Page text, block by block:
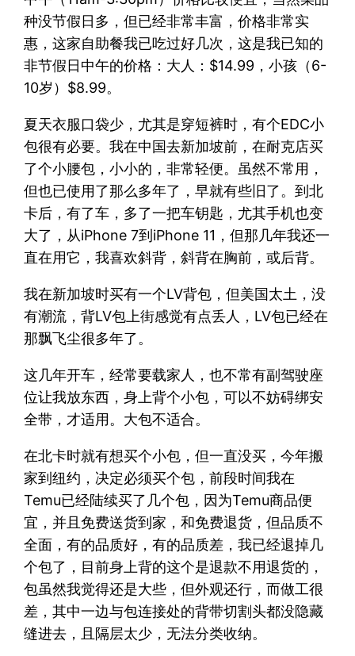
种没节假日多，但已经非常丰富，价格非常实
惠，这家自助餐我已吃过好几次，这是我已知的
非节假日中午的价格：大人：$14.99，小孩（6-
10岁）$8.99。
夏天衣服口袋少，尤其是穿短裤时，有个EDC小
包很有必要。我在中国去新加坡前，在耐克店买
了个小腰包，小小的，非常轻便。虽然不常用，
但也已使用了那么多年了，早就有些旧了。到北
卡后，有了车，多了一把车钥匙，尤其手机也变
大了，从iPhone 7到iPhone 11，但那几年我还一
直在用它，我喜欢斜背，斜背在胸前，或后背。
我在新加坡时买有一个LV背包，但美国太土，没
有潮流，背LV包上街感觉有点丢人，LV包已经在
那飘飞尘很多年了。
这几年开车，经常要载家人，也不常有副驾驶座
位让我放东西，身上背个小包，可以不妨碍绑安
全带，才适用。大包不适合。
在北卡时就有想买个小包，但一直没买，今年搬
家到纽约，决定必须买个包，前段时间我在
Temu已经陆续买了几个包，因为Temu商品便
宜，并且免费送货到家，和免费退货，但品质不
全面，有的品质好，有的品质差，我已经退掉几
个包了，目前身上背的这个是退款不用退货的，
包虽然我觉得还是大些，但外观还行，而做工很
差，其中一边与包连接处的背带切割头都没隐藏
缝进去，且隔层太少，无法分类收纳。